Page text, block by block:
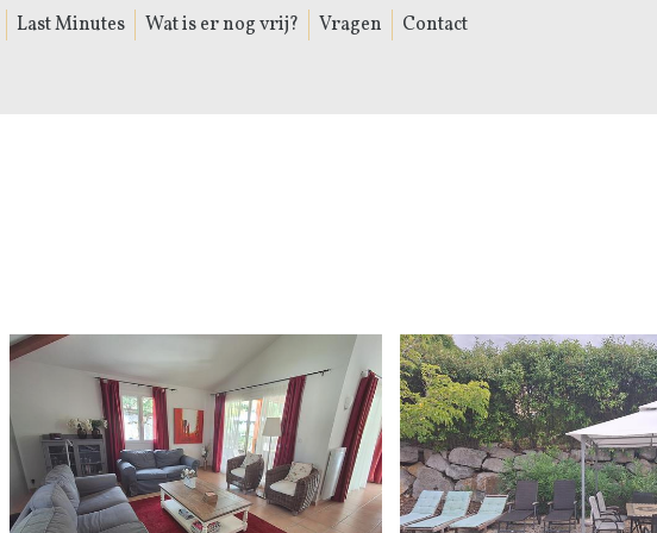
Last Minutes Wat is er nog vrij? Vragen Contact